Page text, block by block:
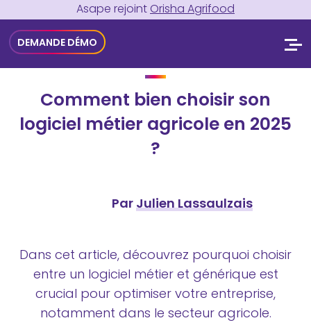
Asape rejoint Orisha Agrifood
DEMANDE DÉMO
Comment bien choisir son
logiciel métier agricole en 2025
?
Par Julien Lassaulzais
Dans cet article, découvrez pourquoi choisir
entre un logiciel métier et générique est
crucial pour optimiser votre entreprise,
notamment dans le secteur agricole.